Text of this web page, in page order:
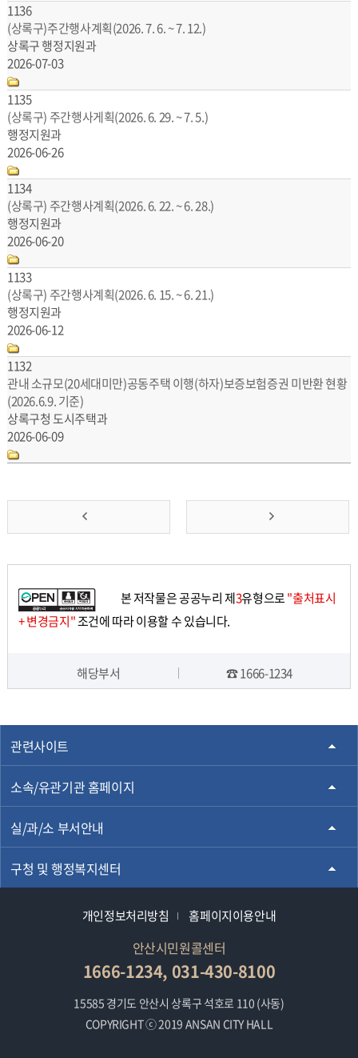
1136
(상록구)주간행사계획(2026. 7. 6. ~ 7. 12.)
상록구 행정지원과
2026-07-03
1135
(상록구) 주간행사게획(2026. 6. 29. ~ 7. 5.)
행정지원과
2026-06-26
1134
(상록구) 주간행사계획(2026. 6. 22. ~ 6. 28.)
행정지원과
2026-06-20
1133
(상록구) 주간행사계획(2026. 6. 15. ~ 6. 21.)
행정지원과
2026-06-12
1132
관내 소규모(20세대미만)공동주택 이행(하자)보증보험증권 미반환 현황
(2026.6.9. 기준)
상록구청 도시주택과
2026-06-09
가
본 저작물은 공공누리 제3유형으로"출처표시
+ 변경금지"조건에 따라 이용할 수 있습니다.
해당부서 ☎ 1666-1234
관련사이트
소속/유관기관 홈페이지
실/과/소 부서안내
구청 및 행정복지센터
개인정보처리방침 홈페이지이용안내
안산시민원콜센터
1666-1234, 031-430-8100
15585 경기도 안산시 상록구 석호로 110 (사동)
COPYRIGHT ⓒ 2019 ANSAN CITY HALL